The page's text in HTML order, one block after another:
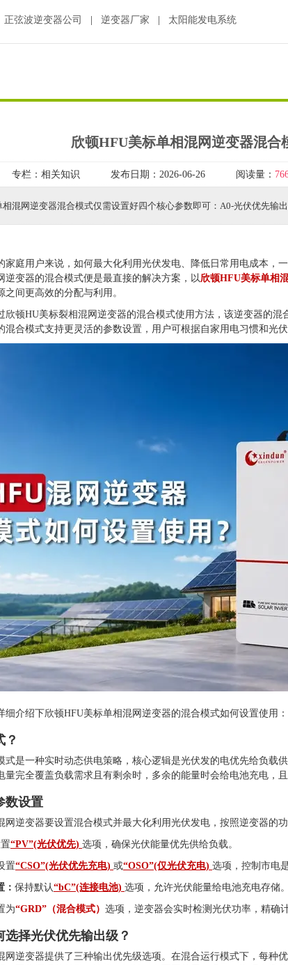
正弦波逆变器公司 逆变器厂家 太阳能发电系统
欣顿HFU美标单相混网逆变器混合
专栏： 相关知识 发布日期： 2026-06-26 阅读量：
相混网逆变器混合模式仅需设置好四个核心参数即可：A0-光伏优先输
家庭用户来说，如何最大化利用光伏发电、降低日常用电成本，
逆变器的混合模式便是最直接的解决方案，以欣顿HFU美标单相
间更高效的分配与利用。
欣顿HU美标裂相混网逆变器的混合模式使用方法，该逆变器的
混合模式支持更灵活的参数设置，用户可根据自家用电习惯和光
细介绍下欣顿HFU美标单相混网逆变器的混合模式如何设置使用：
？
式是一种实时动态供电策略，核心逻辑是光伏发的电优先给负载
量完全覆盖负载需求且有剩余时，多余的能量时会给电池充电，且
数设置
网逆变器要设置混合模式并最大化利用光伏发电，按照逆变器的
“PV”(光伏优先) 选项，确保光伏能量优先供给负载。
置“CSO”(光伏优先充电) 或“OSO”(仅光伏充电) 选项，控制市电
： 保持默认“bC”(连接电池) 选项，允许光伏能量给电池充电存储。
为“GRD”（混合模式） 选项，逆变器会实时检测光伏功率，精确
选择光伏优先输出级？
网逆变器提供了三种输出优先级选项。在混合运行模式下，每种